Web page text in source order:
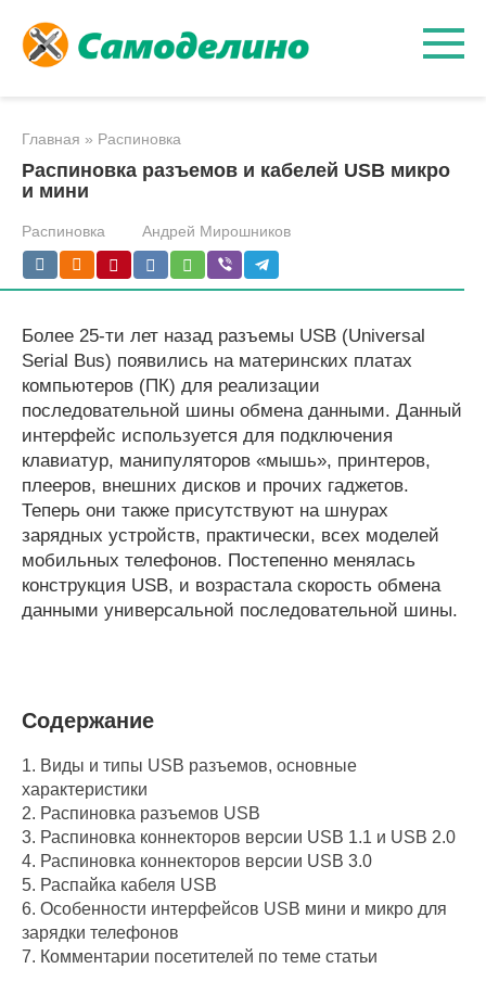
контенту
Главная » Распиновка
Распиновка разъемов и кабелей USB микро
и мини
Распиновка Андрей Мирошников
Более 25-ти лет назад разъемы USB (Universal
Serial Bus) появились на материнских платах
компьютеров (ПК) для реализации
последовательной шины обмена данными. Данный
интерфейс используется для подключения
клавиатур, манипуляторов «мышь», принтеров,
плееров, внешних дисков и прочих гаджетов.
Теперь они также присутствуют на шнурах
зарядных устройств, практически, всех моделей
мобильных телефонов. Постепенно менялась
конструкция USB, и возрастала скорость обмена
данными универсальной последовательной шины.
Содержание
1. Виды и типы USB разъемов, основные
характеристики
2. Распиновка разъемов USB
3. Распиновка коннекторов версии USB 1.1 и USB 2.0
4. Распиновка коннекторов версии USB 3.0
5. Распайка кабеля USB
6. Особенности интерфейсов USB мини и микро для
зарядки телефонов
7. Комментарии посетителей по теме статьи